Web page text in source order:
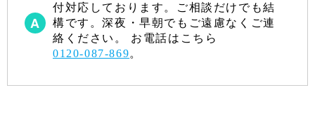
付対応しております。ご相談だけでも結
構です。深夜・早朝でもご遠慮なくご連
絡ください。 お電話はこちら
0120-087-869。